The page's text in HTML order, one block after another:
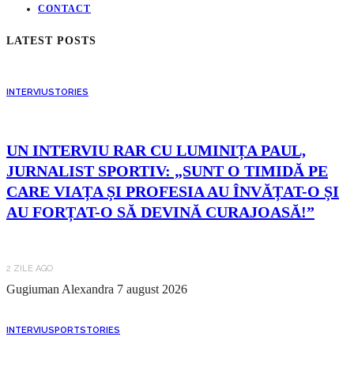
CONTACT
LATEST POSTS
INTERVIUSTORIES
UN INTERVIU RAR CU LUMINIȚA PAUL,
JURNALIST SPORTIV: „SUNT O TIMIDĂ PE
CARE VIAȚA ȘI PROFESIA AU ÎNVĂȚAT-O ȘI
AU FORȚAT-O SĂ DEVINĂ CURAJOASĂ!”
2 ZILE AGO
Gugiuman Alexandra 7 august 2026
INTERVIUSPORTSTORIES